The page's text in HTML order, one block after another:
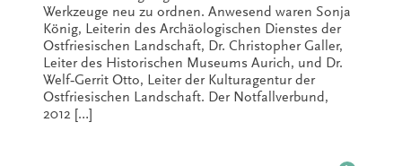
Werkzeuge neu zu ordnen. Anwesend waren Sonja
König, Leiterin des Archäologischen Dienstes der
Ostfriesischen Landschaft, Dr. Christopher Galler,
Leiter des Historischen Museums Aurich, und Dr.
Welf‑Gerrit Otto, Leiter der Kulturagentur der
Ostfriesischen Landschaft. Der Notfallverbund,
2012 […]